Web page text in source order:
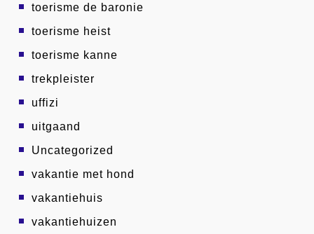
toerisme de baronie
toerisme heist
toerisme kanne
trekpleister
uffizi
uitgaand
Uncategorized
vakantie met hond
vakantiehuis
vakantiehuizen